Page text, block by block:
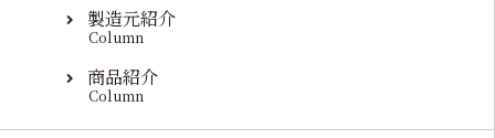
製造元紹介
Column
商品紹介
Column